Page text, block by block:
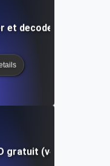
decoder les URL
gratuit (v4)